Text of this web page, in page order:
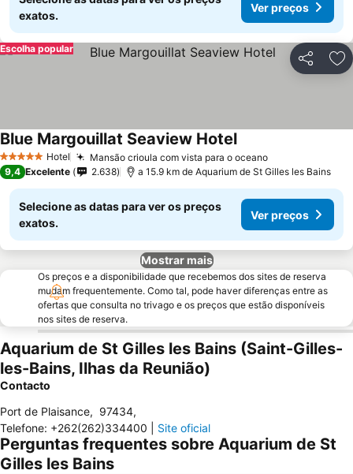
exatos.
Ver preços
Partilhar
Escolha popular
5 Estrelas Hotel Mansão crioula com vista para o oceano
Blue Margouillat Seaview Hotel
9,4 Excelente 2.638 a 15.9 km de Aquarium de St Gilles les Bains
Selecione as datas para ver os preços
exatos.
Ver preços
Mostrar mais
Os preços e a disponibilidade que recebemos dos sites de reserva
mudam frequentemente. Como tal, pode haver diferenças entre as
ofertas que consulta no trivago e os preços que estão disponíveis
nos sites de reserva.
Aquarium de St Gilles les Bains (Saint-Gilles-
les-Bains, Ilhas da Reunião)
Contacto
Port de Plaisance, 97434,
Telefone: +262(262)334400 Site oficial
Perguntas frequentes sobre Aquarium de St
Gilles les Bains